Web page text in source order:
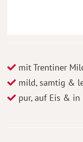
mit Trentiner
mild, samtig &
pur, auf Eis & in